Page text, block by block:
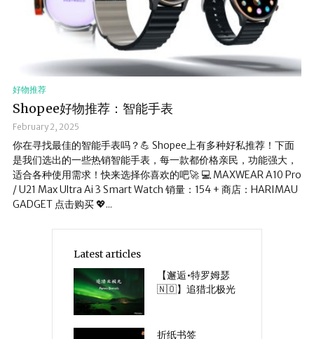
好物推荐
Shopee好物推荐：智能手表
February 2, 2025
你在寻找最佳的智能手表吗？💪 Shopee上有多种好私推荐！下面
是我们选出的一些热销智能手表，每一款都价格亲民，功能强大，
适合各种使用需求！快来选择你喜欢的吧🚀 💻 MAXWEAR A10 Pro
/ U21 Max Ultra Ai 3 Smart Watch 销量：154 + 商店：HARIMAU
GADGET 点击购买 💖...
Latest articles
【邂逅•特罗姆瑟
🇳🇴】追猎北极光
折纸书签